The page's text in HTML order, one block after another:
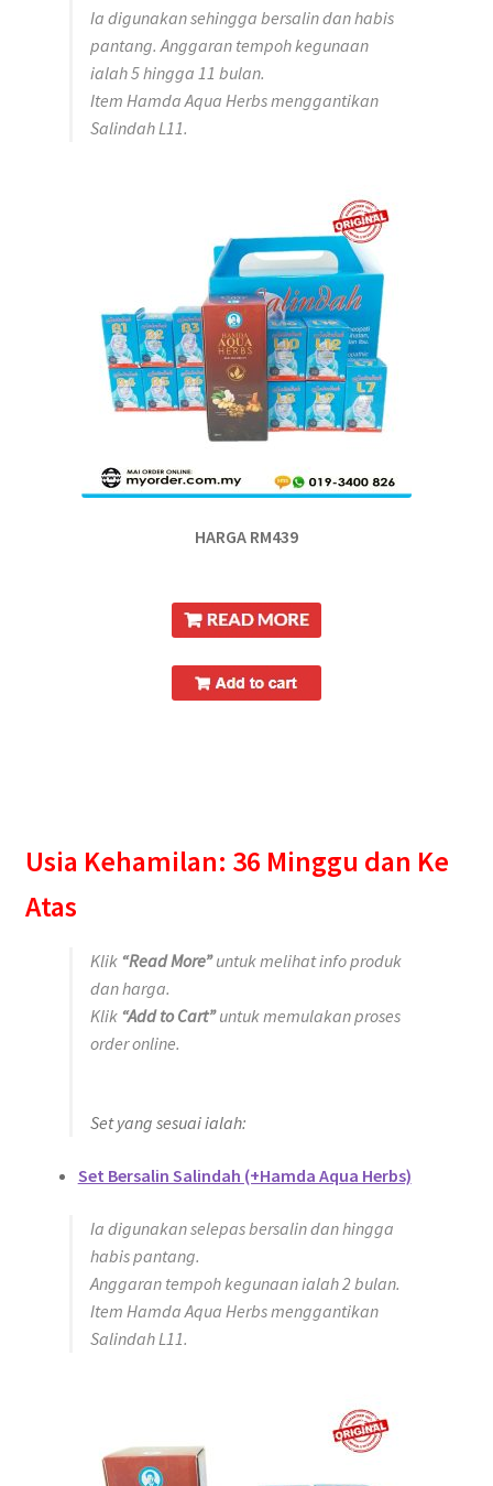
Ia digunakan sehingga bersalin dan habis
pantang. Anggaran tempoh kegunaan
ialah 5 hingga 11 bulan.
Item Hamda Aqua Herbs menggantikan
Salindah L11.
HARGA RM439
Usia Kehamilan: 36 Minggu dan Ke
Atas
Klik “Read More”untuk melihat info produk
dan harga.
Klik “Add to Cart”untuk memulakan proses
order online.
Set yang sesuai ialah:
Set Bersalin Salindah (+Hamda Aqua Herbs)
Ia digunakan selepas bersalin dan hingga
habis pantang.
Anggaran tempoh kegunaan ialah 2 bulan.
Item Hamda Aqua Herbs menggantikan
Salindah L11.